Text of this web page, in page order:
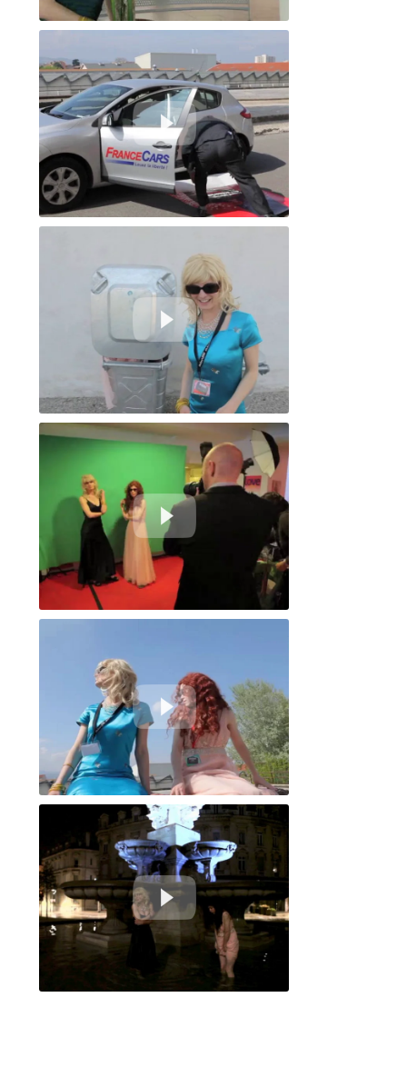
J'adhère - Exter. Jour 3 #3
J'adhère Exter/Inter. Jour 3 #4 -